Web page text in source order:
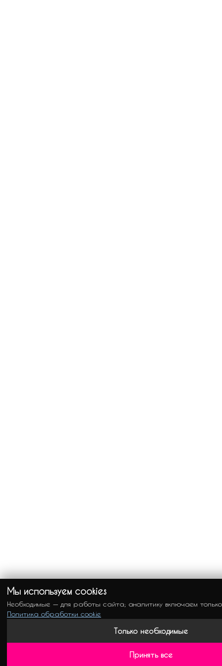
Мы используем cookies
Необходимые — для работы сайта; аналитику включаем
Политика обработки cookie
Только необходимые
Принять все